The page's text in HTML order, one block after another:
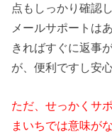
点もしっかり確認
メールサポートは
きればすぐに返事
が、便利ですし安
ただ、せっかくサ
まいちでは意味が